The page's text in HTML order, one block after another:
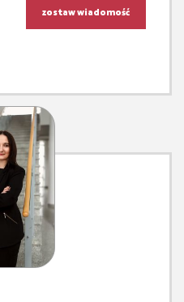
zostaw wiadomość